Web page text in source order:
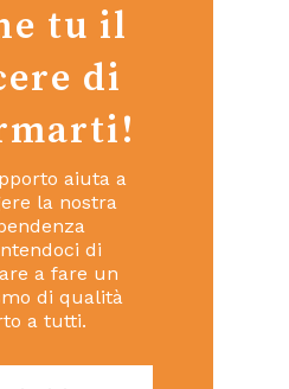
tu il
di
aiuta a
la nostra
di
a fare un
di qualità
a tutti.